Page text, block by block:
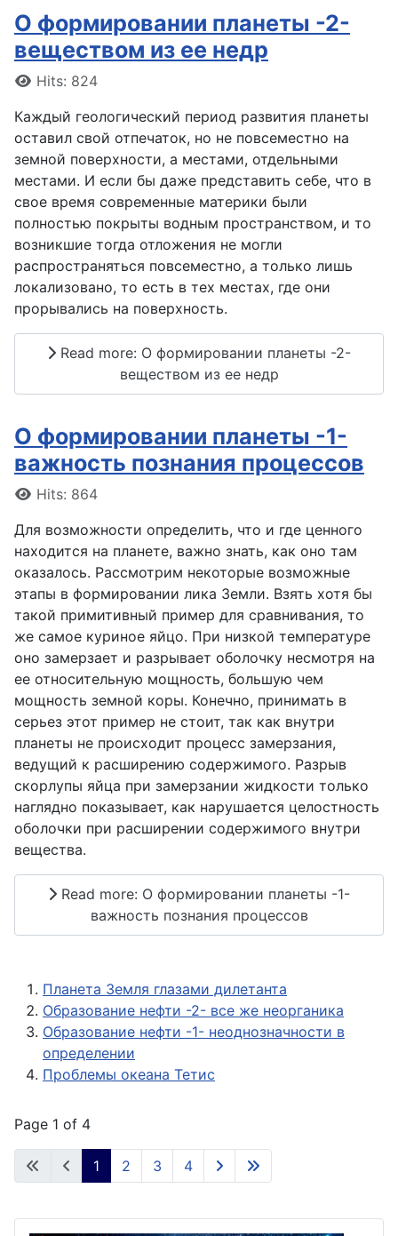
О формировании планеты -2-
веществом из ее недр
DetailsHits: 824
Каждый геологический период развития планеты
оставил свой отпечаток, но не повсеместно на
земной поверхности, а местами, отдельными
местами. И если бы даже представить себе, что в
свое время современные материки были
полностью покрыты водным пространством, и то
возникшие тогда отложения не могли
распространяться повсеместно, а только лишь
локализовано, то есть в тех местах, где они
прорывались на поверхность.
Read more: О формировании планеты -2-
веществом из ее недр
О формировании планеты -1-
важность познания процессов
DetailsHits: 864
Для возможности определить, что и где ценного
находится на планете, важно знать, как оно там
оказалось. Рассмотрим некоторые возможные
этапы в формировании лика Земли. Взять хотя бы
такой примитивный пример для сравнивания, то
же самое куриное яйцо. При низкой температуре
оно замерзает и разрывает оболочку несмотря на
ее относительную мощность, большую чем
мощность земной коры. Конечно, принимать в
серьез этот пример не стоит, так как внутри
планеты не происходит процесс замерзания,
ведущий к расширению содержимого. Разрыв
скорлупы яйца при замерзании жидкости только
наглядно показывает, как нарушается целостность
оболочки при расширении содержимого внутри
вещества.
Read more: О формировании планеты -1-
важность познания процессов
Планета Земля глазами дилетанта
Образование нефти -2- все же неорганика
Образование нефти -1- неоднозначности в
определении
Проблемы океана Тетис
Page 1 of 4
1 2 3 4